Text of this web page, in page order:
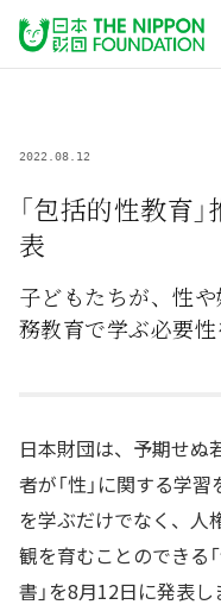
2022.08.12
「包括的性教育
表
子どもたちが、性
務教育で学ぶ必要性
日本財団は、予期せぬ
者が「性」に関する学
を学ぶだけでなく、人
観を育むことのできる
書」を8月12日に発表し